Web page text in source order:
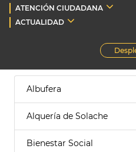
ATENCIÓN CIUDADANA
ACTUALIDAD
Albufera
Alquería de Solache
Bienestar Social